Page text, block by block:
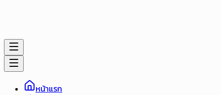
หน้าแรก